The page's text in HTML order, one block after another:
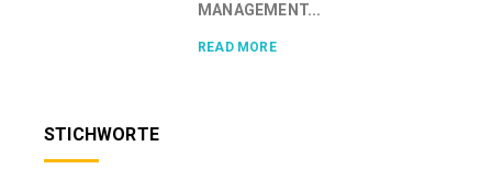
MANAGEMENT...
READ MORE
STICHWORTE